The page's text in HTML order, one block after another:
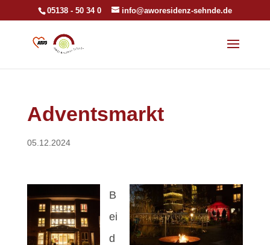
05138 - 50 34 0 info@aworesidenz-sehnde.de
Adventsmarkt
05.12.2024
B
ei
d